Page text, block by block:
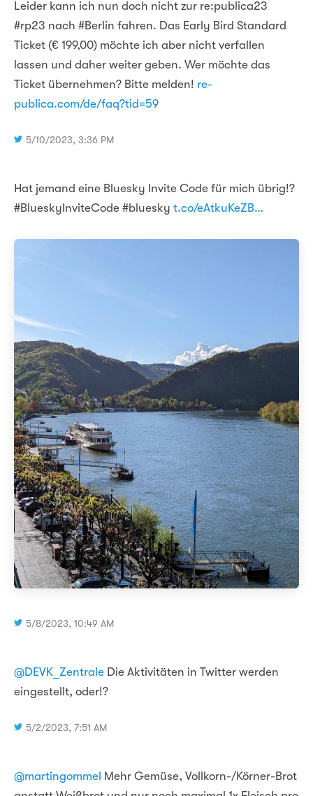
Leider kann ich nun doch nicht zur re:publica23
#rp23 nach #Berlin fahren. Das Early Bird Standard
Ticket (€ 199,00) möchte ich aber nicht verfallen
lassen und daher weiter geben. Wer möchte das
Ticket übernehmen? Bitte melden! re-
publica.com/de/faq?tid=59
5/10/2023, 3:36 PM
Hat jemand eine Bluesky Invite Code für mich übrig!?
#BlueskyInviteCode #bluesky t.co/eAtkuKeZB…
5/8/2023, 10:49 AM
@DEVK_Zentrale Die Aktivitäten in Twitter werden
eingestellt, oder!?
5/2/2023, 7:51 AM
@martingommel Mehr Gemüse, Vollkorn-/Körner-Brot